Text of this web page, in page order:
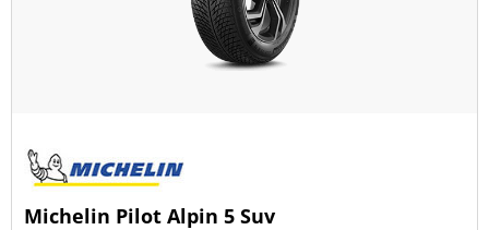
Michelin Pilot Alpin 5 Suv